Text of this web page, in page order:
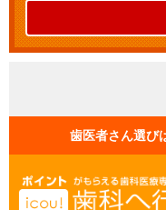
歯医者さん選び